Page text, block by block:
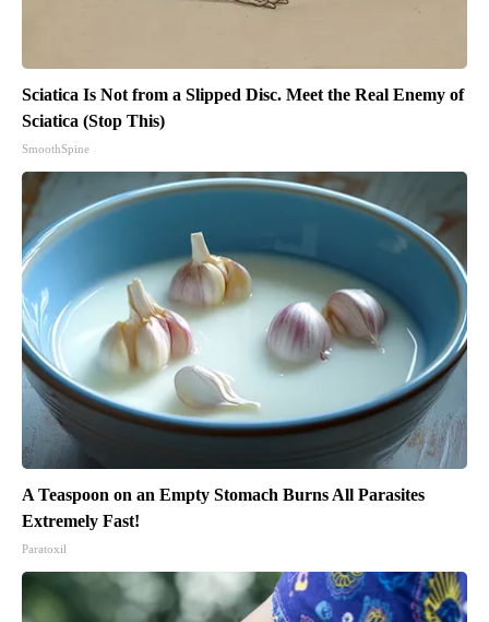
Sciatica Is Not from a Slipped Disc. Meet the Real Enemy of
Sciatica (Stop This)
SmoothSpine
A Teaspoon on an Empty Stomach Burns All Parasites
Extremely Fast!
Paratoxil